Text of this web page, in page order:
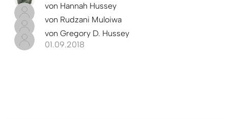
von Hannah Hussey
von Rudzani Muloiwa
von Gregory D. Hussey
01.09.2018